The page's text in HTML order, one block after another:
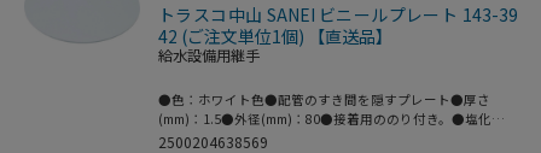
トラスコ中山 SANEI ビニールプレート 143-39
42 (ご注文単位1個) 【直送品】
給水設備用継手
●色：ホワイト色●配管のすき間を隠すプレート●厚さ
(mm)：1.5●外径(mm)：80●接着用ののり付き。●塩化ビ
ニル樹脂
2500204638569